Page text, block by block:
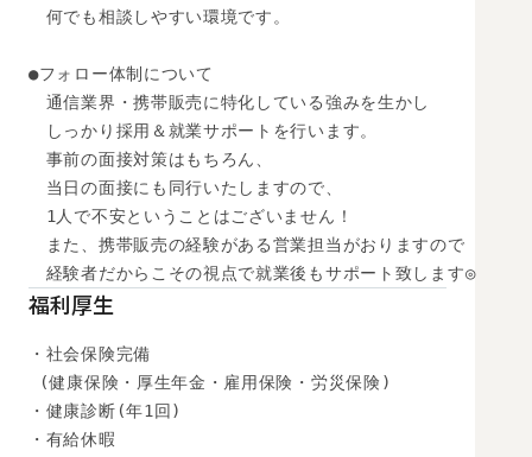
何でも相談しやすい環境です。
●フォロー体制について
通信業界・携帯販売に特化している強みを生かし
しっかり採用＆就業サポートを行います。
事前の面接対策はもちろん、
当日の面接にも同行いたしますので、
1人で不安ということはございません！
また、携帯販売の経験がある営業担当がおりますので
経験者だからこその視点で就業後もサポート致します◎
福利厚生
・社会保険完備
(健康保険・厚生年金・雇用保険・労災保険)
・健康診断(年1回)
・有給休暇